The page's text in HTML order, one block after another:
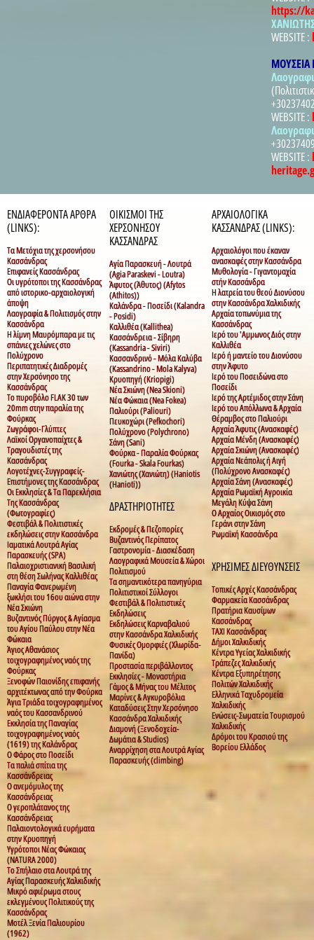
https://
WEBSITE :
ΜΟΥΣΕΙΑ
WEBSITE :
WEBSITE :
ΕΝΔΙΑΦΕΡΟΝΤΑ ΑΡΘΡΑ
(LINKS):
Τα Μετόχια της χερσονήσου
Κασσάνδρας
Επιφανείς Κασσάνδρας
Οι υγρότοποι της Κασσάνδρας
από ιστορικο-αρχαιολογική
άποψη
Λαογραφία & Πολιτισμός στην
Κασσάνδρα
Η λίμνη Μαυρόμπαρα με τις
σπάνιες χελώνες στο
Πολύχρονο
Περιπατητικές Διαδρομές
στην Χερσόνησο της
Κασσάνδρας
Το πυροβόλο FLAK 30 των
20mm στην παραλία της
Φούρκας
Ζωγράφοι-Γλύπτες
Λαϊκοί Οργανοπαίχτες &
Τραγουδιστές της
Κασσάνδρας
Λογοτέχνες-Συγγραφείς-
Επιστήμονες της Κασσάνδρας
Οι Εκκλησίες & Τα Παρεκλήσια
Της Κασσάνδρας
(Φωτογραφίες)
Φεστιβάλ & Πολιτιστικές
εκδηλώσεις στην Κασσάνδρα
Ιαματικά Λουτρά Αγίας
Παρασκευής (SPA)
Παλαιοχριστιανική Βασιλική
στη θέση Σωλήνας Καλλιθέας
Παναγία Φανερωμένη
ξωκλήσι του 16ου αιώνα στην
Νέα Σκιώνη
Βυζαντινός Πύργος & Αγίασμα
του Αγίου Παύλου στην Νέα
Φώκαια
Άγιος Αθανάσιος
τοιχογραφημένος ναός της
Φούρκας
Ξενοφών Παιονίδης επιφανής
αρχιτέκτωνας από την Φούρκα
Άγια Τριάδα τοιχογραφημένος
ναός του Κασσανδρινού
Εκκλησία της Παναγίας
τοιχογραφημένος ναός
(1619) της Καλάνδρας
Ο Φάρος στο Ποσείδι
Τα παλιά σπίτια της
Κασσάνδρειας
Ο ανεμόμυλος της
Κασσάνδρειας
Ο γεροπλάτανος της
Κασσάνδρειας
Παλαιοντολογικά ευρήματα
στην Κρυοπηγή
Υγρότοποι Νέας Φώκαιας
(NATURA 2000)
Το Σπήλαιο στα Λουτρά της
Αγίας Παρασκευής Χαλκιδικής
Μικρό αφιέρωμα στους
εκλεγμένους Πολιτικούς της
Κασσάνδρας
Μοτέλ Ξενία Παλιουρίου
(1962)
ΟΙΚΙΣΜΟΙ ΤΗΣ
ΧΕΡΣΟΝΗΣΟΥ
ΚΑΣΣΑΝΔΡΑΣ
Αγία Παρασκευή - Λουτρά
(Agia Paraskevi - Loutra)
Άφυτος (Άθυτος) (Afytos
(Athitos))
Καλάνδρα - Ποσείδι (Kalandra
- Posidi)
Καλλιθέα (Kallithea)
Κασσάνδρεια - Σίβηρη
(Kassandria - Siviri)
Κασσανδρινό - Μόλα Καλύβα
(Kassandrino - Mola Kalyva)
Κρυοπηγή (Kriopigi)
Νέα Σκιώνη (Nea Skioni)
Νέα Φώκαια (Nea Fokea)
Παλιούρι (Paliouri)
Πευκοχώρι (Pefkochori)
Πολύχρονο (Polychrono)
Σάνη (Sani)
Φούρκα - Παραλία Φούρκας
(Fourka - Skala Fourkas)
Χανιώτης (Χανιώτη) (Haniotis
(Hanioti))
ΔΡΑΣΤΗΡΙΟΤΗΤΕΣ
Εκδρομές & Πεζοπορίες
Βυζαντινός Περίπατος
Γαστρονομία - Διασκέδαση
Λαογραφικά Μουσεία & Χώροι
Πολιτισμού
Τα σημαντικότερα πανηγύρια
Πολιτιστικοί Σύλλογοι
Φεστιβάλ & Πολιτιστικές
Εκδηλώσεις
Εκδηλώσεις Καρναβαλιού
στην Κασσάνδρα Χαλκιδικής
Φυσικές Ομορφιές (Χλωρίδα-
Πανίδα)
Προστασία περιβάλλοντος
Εκκλησίες - Μοναστήρια
Γάμος & Μήνας του Μέλιτος
Μαρίνες & Αγκυροβόλια
Καταδύσεις Στην Χερσόνησο
Κασσάνδρα Χαλκιδικής
Διαμονή (Ξενοδοχεία-
Δωμάτια & Studios)
Αναρρίχηση στα Λουτρά Αγίας
Παρασκευής (climbing)
ΑΡΧΑΙΟΛΟΓΙΚΑ
ΚΑΣΣΑΝΔΡΑΣ (LINKS):
Αρχαιολόγοι που έκαναν
ανασκαφές στην Κασσάνδρα
Μυθολογία - Γιγαντομαχία
στήν Κασσάνδρα
Η λατρεία του θεού Διονύσου
στην Κασσάνδρα Χαλκιδικής
Αρχαία τοπωνύμια της
Κασσάνδρας
Ιερό του 'Αμμωνος Διός στην
Καλλιθέα
Ιερό ή μαντείο του Διονύσου
στην Άφυτο
Ιερό του Ποσειδώνα στο
Ποσείδι
Ιερό της Αρτέμιδος στην Σάνη
Ιερό του Απόλλωνα & Αρχαία
Θέραμβος στο Παλιούρι
Αρχαία Άφυτις (Ανασκαφές)
Αρχαία Μένδη (Ανασκαφές)
Αρχαία Σκιώνη (Ανασκαφές)
Αρχαία Νεάπολις ή Αιγή
(Πολύχρονο Ανασκαφές)
Αρχαία Σάνη (Ανασκαφές)
Αρχαία Ρωμαϊκή Αγροικία
Μεγάλη Κύψα Σάνη
Ο Αρχαίος Οικισμός στο
Γεράνι στην Σάνη
Ρωμαϊκή Κασσάνδρα
ΧΡΗΣΙΜΕΣ ΔΙΕΥΘΥΝΣΕΙΣ
Τοπικές Αρχές Κασσάνδρας
Φαρμακεία Κασσάνδρας
Πρατήρια Καυσίμων
Κασσάνδρας
TAXI Κασσάνδρας
Δήμοι Χαλκιδικής
Κέντρα Υγείας Χαλκιδικής
Τράπεζες Χαλκιδικής
Κέντρα Εξυπηρέτησης
Πολιτών Χαλκιδικής
Ελληνικά Ταχυδρομεία
Χαλκιδικής
Ενώσεις-Σωματεία Τουρισμού
Χαλκιδικής
Δρόμοι του Κρασιού της
Βορείου Ελλάδος